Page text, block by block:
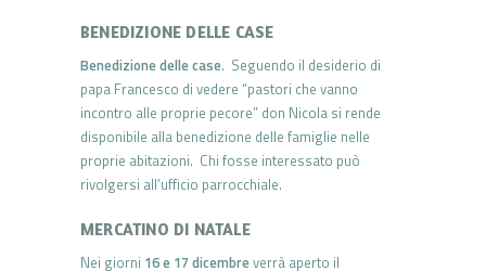
BENEDIZIONE DELLE CASE
Benedizione delle case. Seguendo il desiderio di
papa Francesco di vedere “pastori che vanno
incontro alle proprie pecore” don Nicola si rende
disponibile alla benedizione delle famiglie nelle
proprie abitazioni. Chi fosse interessato può
rivolgersi all’ufficio parrocchiale.
MERCATINO DI NATALE
Nei giorni 16 e 17 dicembreverrà aperto il